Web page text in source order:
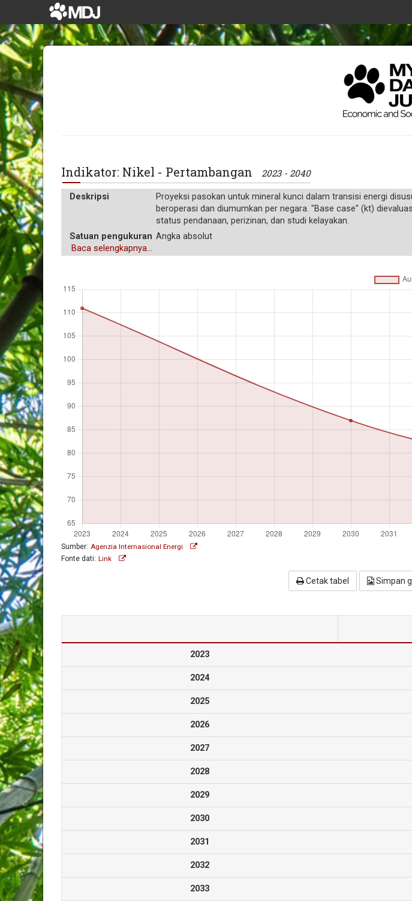
Indikator: Nikel - Pertambangan 2023 - 2040
Deskripsi
Proyeksi pasokan untuk mineral kunci dalam transisi energi
beroperasi dan diumumkan per negara. "Base case" (kt)
status pendanaan, perizinan, dan studi kelayakan.
Satuan pengukuran Angka absolut
Baca selengkapnya...
Sumber: Agenzia Internasional Energi
Fonte dati: Link
Cetak tabel Simpan
2023
2024
2025
2026
2027
2028
2029
2030
2031
2032
2033